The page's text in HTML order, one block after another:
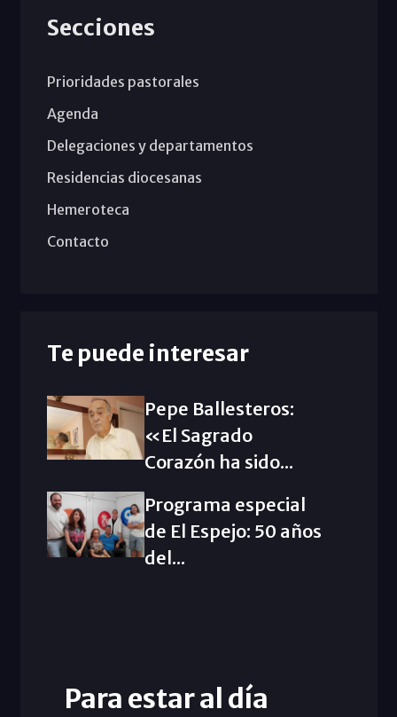
Secciones
Prioridades pastorales
Agenda
Delegaciones y departamentos
Residencias diocesanas
Hemeroteca
Contacto
Te puede interesar
Pepe Ballesteros:
«El Sagrado
Corazón ha sido...
Programa especial
de El Espejo: 50 años
del...
Para estar al día